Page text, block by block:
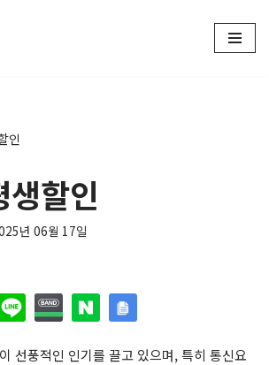
인
할인
년 06월 17일
선풍적인 인기를 끌고 있으며, 특히 통신요